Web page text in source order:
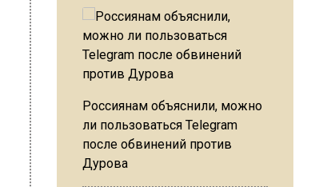
Россиянам объяснили, можно
ли пользоваться Telegram
после обвинений против
Дурова